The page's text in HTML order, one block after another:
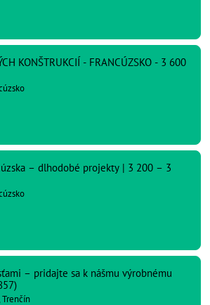
KONŠTRUKCIÍ - FRANCÚZSKO - 3 600
– dlhodobé projekty | 3 200 – 3
– pridajte sa k nášmu výrobnému
Trenčín